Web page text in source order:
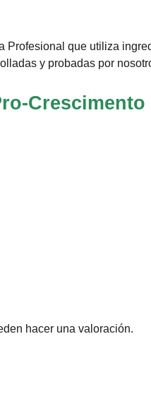
que utiliza
y probadas por
Crescimento
hacer una valoración.